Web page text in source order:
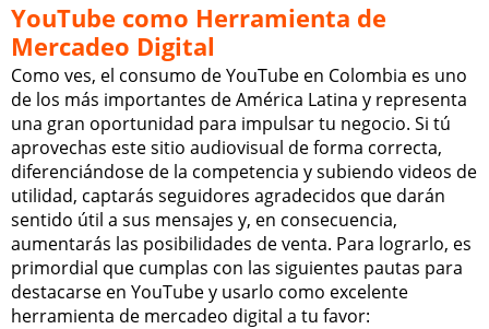
YouTube como Herramienta de
Mercadeo Digital
Como ves, el consumo de YouTube en Colombia es uno
de los más importantes de América Latina y representa
una gran oportunidad para impulsar tu negocio. Si tú
aprovechas este sitio audiovisual de forma correcta,
diferenciándose de la competencia y subiendo videos de
utilidad, captarás seguidores agradecidos que darán
sentido útil a sus mensajes y, en consecuencia,
aumentarás las posibilidades de venta. Para lograrlo, es
primordial que cumplas con las siguientes pautas para
destacarse en YouTube y usarlo como excelente
herramienta de mercadeo digital a tu favor: